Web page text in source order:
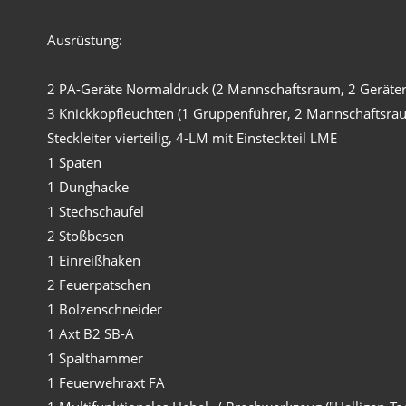
Ausrüstung:
2 PA-Geräte Normaldruck (2 Mannschaftsraum, 2
3 Knickkopfleuchten (1 Gruppenführer, 2
Steckleiter vierteilig, 4-LM mit Einsteckteil LME
1 Spaten
1 Dunghacke
1 Stechschaufel
2 Stoßbesen
1 Einreißhaken
2 Feuerpatschen
1 Bolzenschneider
1 Axt B2 SB-A
1 Spalthammer
1 Feuerwehraxt FA